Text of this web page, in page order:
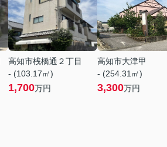
高知市桟橋通２丁目
- (103.17㎡)
1,700万円
高知市大津甲
- (254.31㎡)
3,300万円